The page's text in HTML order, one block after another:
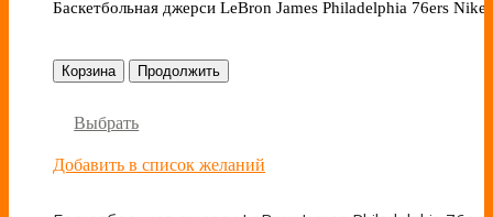
Баскетбольная джерси LeBron James Philadelphia 76ers Nike
Корзина Продолжить
Выбрать
Добавить в список желаний